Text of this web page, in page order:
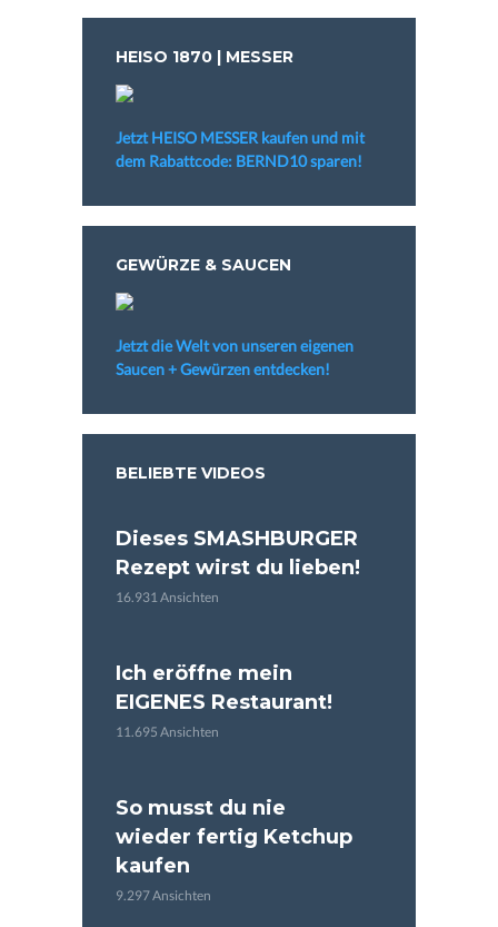
HEISO 1870 | MESSER
Jetzt HEISO MESSER kaufen und mit
dem Rabattcode: BERND10 sparen!
GEWÜRZE & SAUCEN
Jetzt die Welt von unseren eigenen
Saucen + Gewürzen entdecken!
BELIEBTE VIDEOS
Dieses SMASHBURGER
Rezept wirst du lieben!
16.931 Ansichten
Ich eröffne mein
EIGENES Restaurant!
11.695 Ansichten
So musst du nie
wieder fertig Ketchup
kaufen
9.297 Ansichten